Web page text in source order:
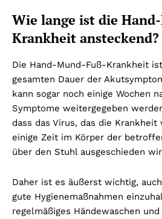
Wie lange ist die
Krankheit ansteckend?
Die Hand-Mund-Fuß-Krankheit
gesamten Dauer der
kann sogar noch einige Wochen
Symptome weitergegeben
dass das Virus, das die Krankheit
einige Zeit im Körper der
über den Stuhl ausgeschieden
Daher ist es äußerst wichtig,
gute Hygienemaßnahmen
regelmäßiges Händewaschen